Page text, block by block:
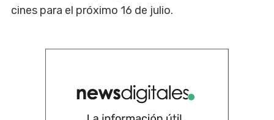
cines para el próximo 16 de julio.